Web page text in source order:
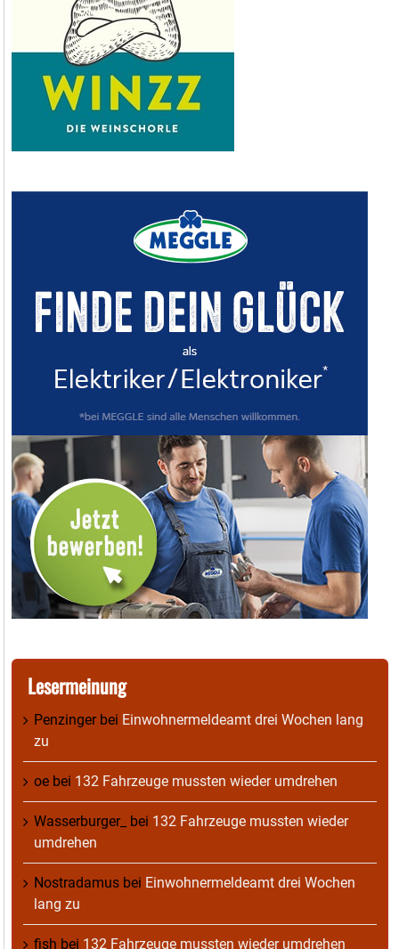
Lesermeinung
Penzingerbei Einwohnermeldeamt drei Wochen lang
zu
oe bei 132 Fahrzeuge mussten wieder umdrehen
Wasserburger_ bei 132 Fahrzeuge mussten wieder
umdrehen
Nostradamus bei Einwohnermeldeamt drei Wochen
lang zu
fish bei 132 Fahrzeuge mussten wieder umdrehen